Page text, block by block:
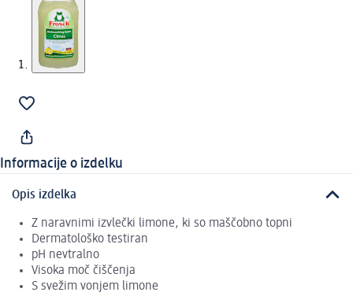
Informacije o izdelku
Opis izdelka
Z naravnimi izvlečki limone, ki so maščobno topni
Dermatološko testiran
pH nevtralno
Visoka moč čiščenja
S svežim vonjem limone